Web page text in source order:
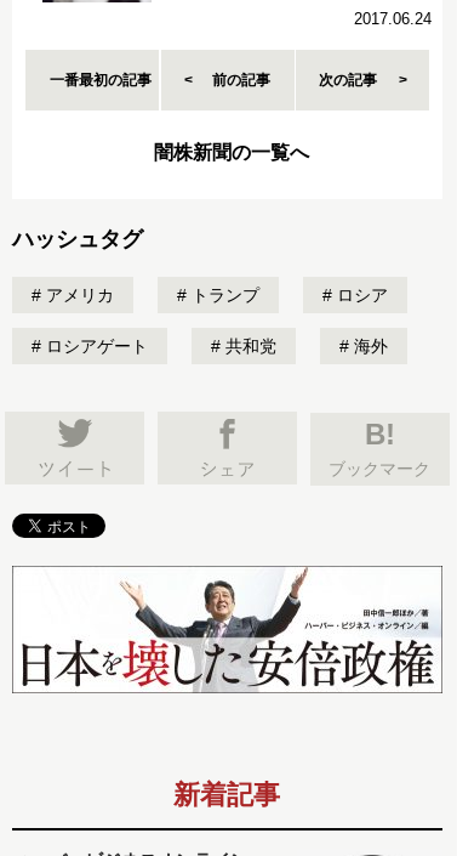
2017.06.24
一番最初の記事 前の記事 次の記事
闇株新聞の一覧へ
ハッシュタグ
アメリカ トランプ ロシア
ロシアゲート 共和党 海外
B!
ブックマーク
新着記事